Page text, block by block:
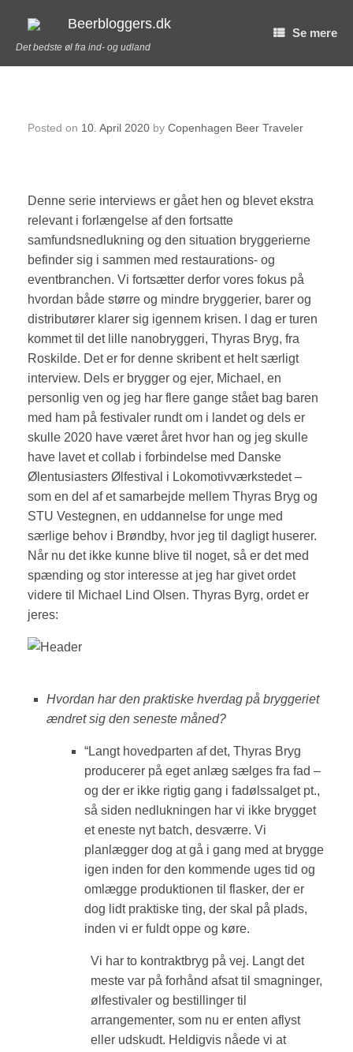
Beerbloggers.dk
Det bedste øl fra ind- og udland
Se mere
Posted on 10. April 2020 by Copenhagen Beer Traveler
Denne serie interviews er gået hen og blevet ekstra
relevant i forlængelse af den fortsatte
samfundsnedlukning og den situation bryggerierne
befinder sig i sammen med restaurations- og
eventbranchen. Vi fortsætter derfor vores fokus på
hvordan både større og mindre bryggerier, barer og
distributører klarer sig igennem krisen. I dag er turen
kommet til det lille nanobryggeri, Thyras Bryg, fra
Roskilde. Det er for denne skribent et helt særligt
interview. Dels er brygger og ejer, Michael, en
personlig ven og jeg har flere gange stået bag baren
med ham på festivaler rundt om i landet og dels er
skulle 2020 have været året hvor han og jeg skulle
have lavet et collab i forbindelse med Danske
Ølentusiasters Ølfestival i Lokomotivværkstedet –
som en del af et samarbejde mellem Thyras Bryg og
STU Vestegnen, en uddannelse for unge med
særlige behov i Brøndby, hvor jeg til dagligt huserer.
Når nu det ikke kunne blive til noget, så er det med
spænding og stor interesse at jeg har givet ordet
videre til Michael Lind Olsen. Thyras Byrg, ordet er
jeres:
Hvordan har den praktiske hverdag på bryggeriet
ændret sig den seneste måned?
“Langt hovedparten af det, Thyras Bryg
producerer på eget anlæg sælges fra fad –
og der er ikke rigtig gang i fadølssalget pt.,
så siden nedlukningen har vi ikke brygget
et eneste nyt batch, desværre. Vi
planlægger dog at gå i gang med at brygge
igen inden for den kommende uges tid og
omlægge produktionen til flasker, der er
dog lidt praktiske ting, der skal på plads,
inden vi er fuldt oppe og køre.
Vi har to kontraktbryg på vej. Langt det
meste var på forhånd afsat til smagninger,
ølfestivaler og bestillinger til
arrangementer, som nu er enten aflyst
eller udskudt. Heldigvis nåede vi at